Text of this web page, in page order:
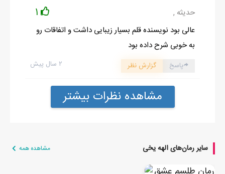
حدیثه , 1
عالی بود نویسنده قلم بسیار زیبایی داشت و اتفاقات رو
به خوبی شرح داده بود
۲ سال پیش پاسخ گزارش نظر
مشاهده نظرات بیشتر
سایر رمان‌های الهه یخی مشاهده همه